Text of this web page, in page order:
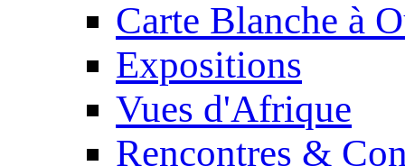
Carte Blanche à
Expositions
Vues d'Afrique
Rencontres &